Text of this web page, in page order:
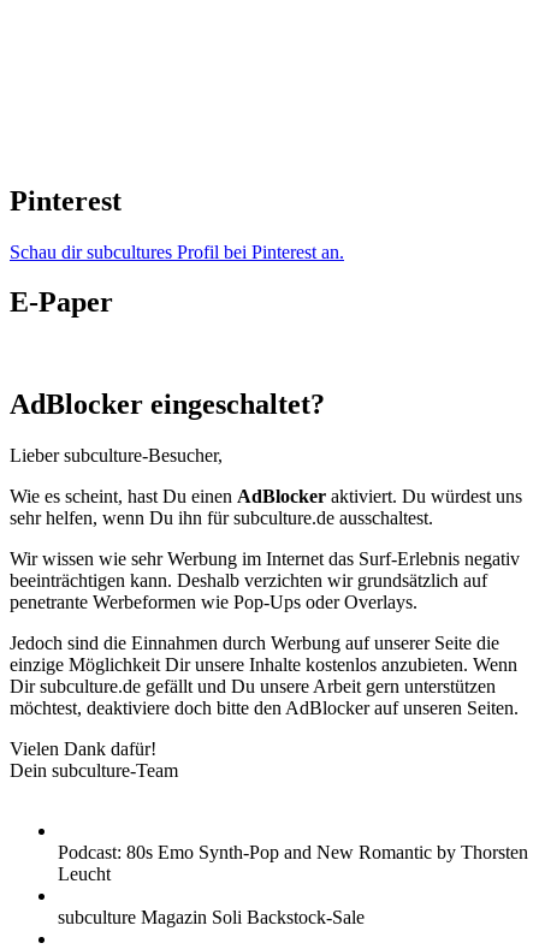
Pinterest
Schau dir subcultures Profil bei Pinterest an.
E-Paper
AdBlocker eingeschaltet?
Lieber subculture-Besucher,
Wie es scheint, hast Du einen AdBlocker aktiviert. Du würdest uns
sehr helfen, wenn Du ihn für subculture.de ausschaltest.
Wir wissen wie sehr Werbung im Internet das Surf-Erlebnis negativ
beeinträchtigen kann. Deshalb verzichten wir grundsätzlich auf
penetrante Werbeformen wie Pop-Ups oder Overlays.
Jedoch sind die Einnahmen durch Werbung auf unserer Seite die
einzige Möglichkeit Dir unsere Inhalte kostenlos anzubieten. Wenn
Dir subculture.de gefällt und Du unsere Arbeit gern unterstützen
möchtest, deaktiviere doch bitte den AdBlocker auf unseren Seiten.
Vielen Dank dafür!
Dein subculture-Team
Podcast: 80s Emo Synth-Pop and New Romantic by Thorsten
Leucht
subculture Magazin Soli Backstock-Sale